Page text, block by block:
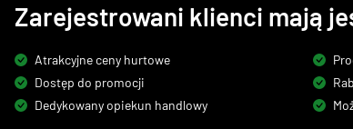
Zarejestrowani klienci mają
Atrakcyjne ceny hurtowe
Dostęp do promocji
Dedykowany opiekun handlowy